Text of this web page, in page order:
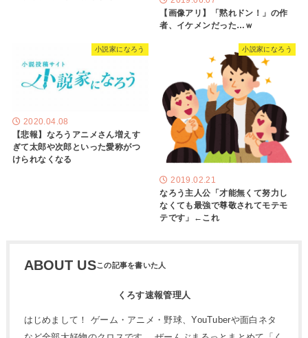
【画像アリ】「黙れドン！」の作
者、イケメンだった…ｗ
小説家になろう
2020.04.08
【悲報】なろうアニメさん増えす
ぎて太郎や次郎といった愛称がつ
けられなくなる
小説家になろう
2019.02.21
なろう主人公「才能無くて努力し
なくても最強で尊敬されてモテモ
テです」←これ
ABOUT US
くろす速報管理人
はじめまして！ ゲーム・アニメ・野球、YouTuberや面白ネタ